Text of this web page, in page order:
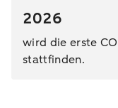
2026
wird die erste
stattfinden.